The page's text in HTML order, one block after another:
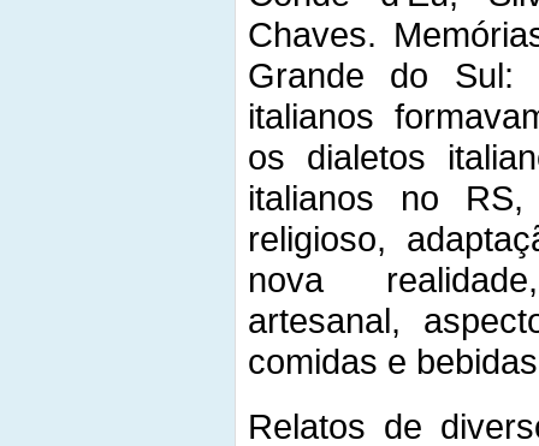
Chaves.
Grande do Sul:
italianos
os dialetos
italianos no
religioso,
nova
artesanal,
comidas e
Relatos de